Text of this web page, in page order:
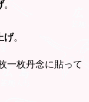
。
げ。
一枚丹念に貼って